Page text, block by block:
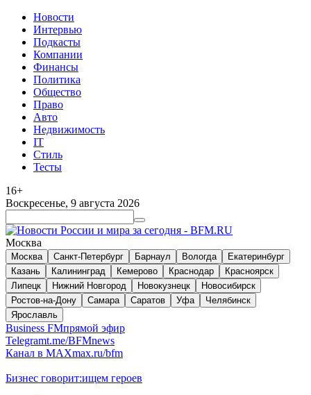
Новости
Интервью
Подкасты
Компании
Финансы
Политика
Общество
Право
Авто
Недвижимость
IT
Стиль
Тесты
16+
Воскресенье, 9 августа 2026
Москва
Москва Санкт-Петербург Барнаул Вологда
Екатеринбург
Казань
Калининград Кемерово Краснодар
Красноярск
Липецк
Нижний Новгород Новокузнецк
Новосибирск
Ростов-на-Дону
Самара Саратов Уфа
Челябинск
Ярославль
Business FMпрямой эфир
Telegramt.me/BFMnews
Канал в MAXmax.ru/bfm
Бизнес говорит:ищем героев